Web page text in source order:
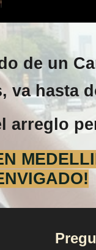
de un
va hasta
arreglo